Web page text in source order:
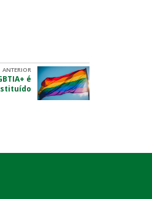
ANTERIOR
é